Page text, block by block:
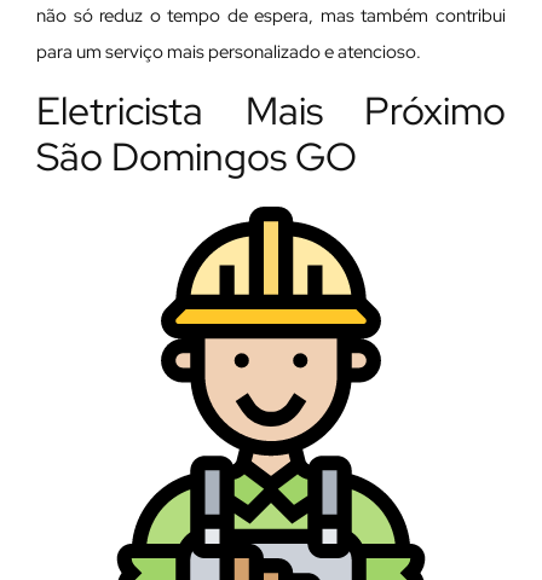
não só reduz o tempo de espera, mas também contribui
para um serviço mais personalizado e atencioso.
Eletricista Mais Próximo
São Domingos GO